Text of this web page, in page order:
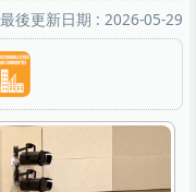
最後更新日期 : 2026-05-29